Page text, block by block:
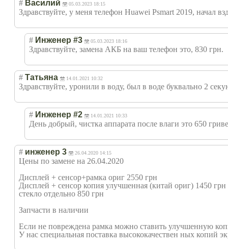
# Василий 05.03.2023 18:15
Здравствуйте, у меня телефон Huawei Psmart 2019, начал
# Инженер #3 05.03.2023 18:16
Здравствуйте, замена АКБ на ваш телефон это, 830 грн.
# Татьяна 14.01.2021 10:32
Здравствуйте, уронили в воду, был в воде буквально 2
# Инженер #2 14.01.2021 10:33
День добрый, чистка аппарата после влаги это 650
# инженер 3 26.04.2020 14:15
Цены по замене на 26.04.2020
Дисплей + сенсор+рамка ориг 2550 грн
Дисплей + сенсор копия улучшенная (китай ориг) 1450 грн
стекло отдельно 850 грн
Запчасти в наличии
Если не повреждена рамка можно ставить улучшенную
У нас специальная поставка высококачествен ных копий